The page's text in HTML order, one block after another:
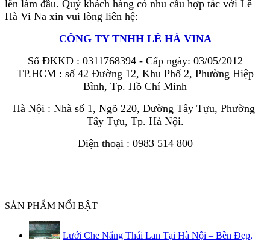
lên làm đầu. Quý khách hàng có nhu cầu hợp tác với Lê
Hà Vi Na xin vui lòng liên hệ:
CÔNG TY TNHH LÊ HÀ VINA
Số ĐKKD : 0311768394 - Cấp ngày: 03/05/2012
TP.HCM : số 42 Đường 12, Khu Phố 2, Phường Hiệp
Bình, Tp. Hồ Chí Minh
Hà Nội : Nhà số 1, Ngõ 220, Đường Tây Tựu, Phường
Tây Tựu, Tp. Hà Nội.
Điện thoại : 0983 514 800
SẢN PHẨM NỔI BẬT
Lưới Che Nắng Thái Lan Tại Hà Nội – Bền Đẹp,